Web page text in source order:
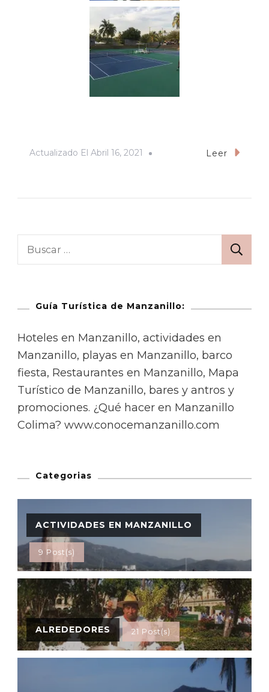
Actualizado El Abril 16, 2021 Leer
Guía Turística de Manzanillo:
Hoteles en Manzanillo, actividades en
Manzanillo, playas en Manzanillo, barco
fiesta, Restaurantes en Manzanillo, Mapa
Turístico de Manzanillo, bares y antros y
promociones. ¿Qué hacer en Manzanillo
Colima? www.conocemanzanillo.com
Categorias
ACTIVIDADES EN MANZANILLO
9 Post(s)
ALREDEDORES 21 Post(s)